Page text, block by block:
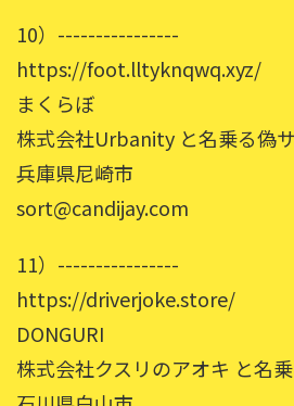
10）----------------
https://foot.lltyknqwq.xyz/
まくらぼ
株式会社Urbanity と名乗る偽
兵庫県尼崎市
sort@candijay.com
11）----------------
https://driverjoke.store/
DONGURI
株式会社クスリのアオキ と名